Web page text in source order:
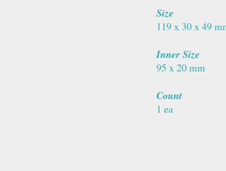
Size
119 x 30 x 49
Inner Size
95 x 20 mm
Count
1 ea